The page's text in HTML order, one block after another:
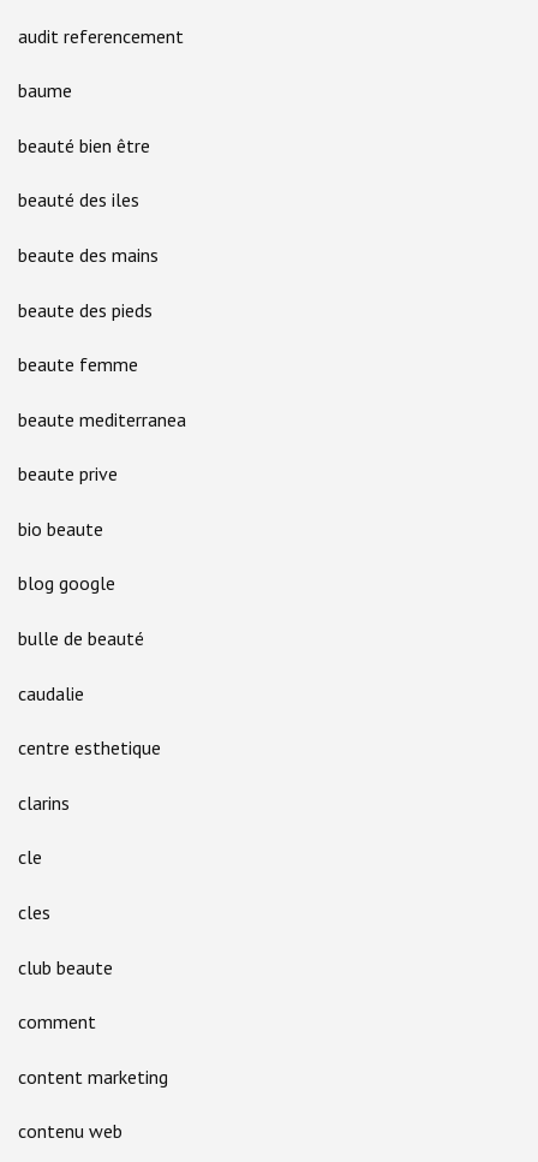
audit referencement
baume
beauté bien être
beauté des iles
beaute des mains
beaute des pieds
beaute femme
beaute mediterranea
beaute prive
bio beaute
blog google
bulle de beauté
caudalie
centre esthetique
clarins
cle
cles
club beaute
comment
content marketing
contenu web